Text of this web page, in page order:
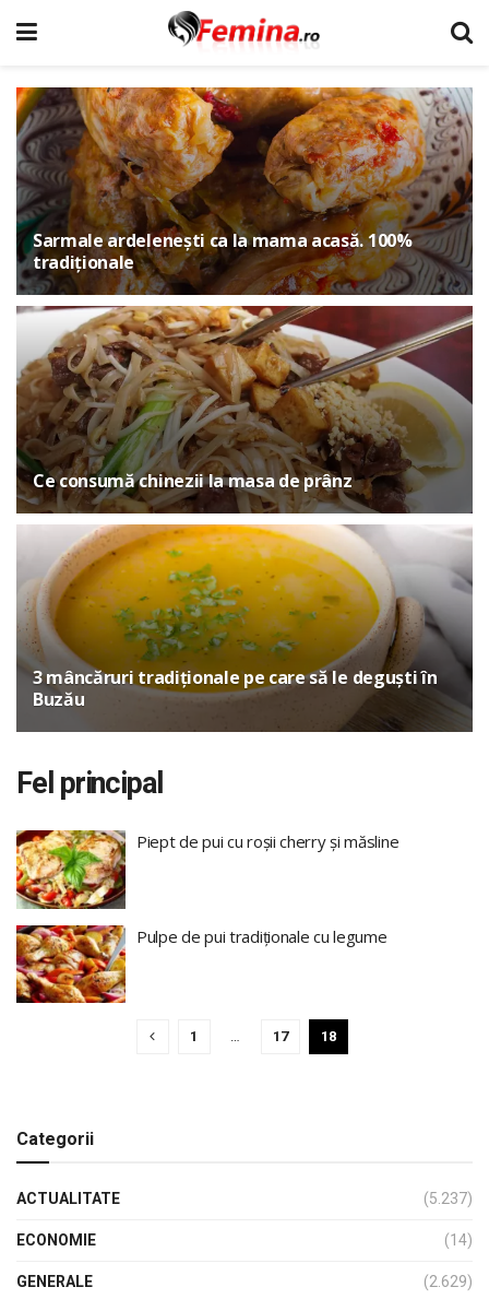
Sarmale ardelenești ca la mama acasă. 100%
tradiționale
Ce consumă chinezii la masa de prânz
3 mâncăruri tradiționale pe care să le deguști în
Buzău
Fel principal
Piept de pui cu roșii cherry și măsline
Pulpe de pui tradiționale cu legume
1 … 17 18
Categorii
ACTUALITATE (5.237)
ECONOMIE (14)
GENERALE (2.629)